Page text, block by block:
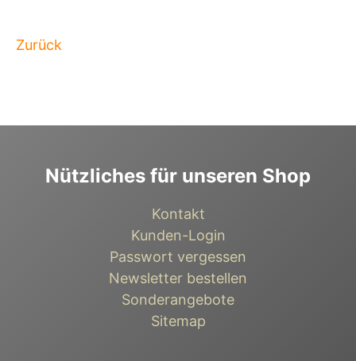
Zurück
Nützliches für unseren Shop
Kontakt
Kunden-Login
Passwort vergessen
Newsletter bestellen
Sonderangebote
Sitemap